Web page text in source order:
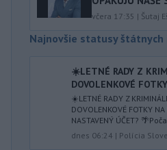
včera 17:35 | Šutaj
Najnovšie statusy
☀️LETNÉ RADY Z
DOVOLENKOVÉ
☀️LETNÉ RADY Z
DOVOLENKOVÉ FOTKY
NASTAVENÝ ÚČET?
dnes 06:24 | Polícia